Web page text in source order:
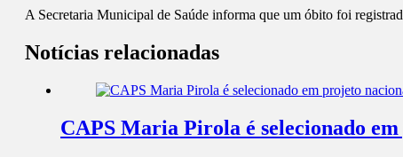
A Secretaria Municipal de Saúde informa que um óbito foi
Notícias relacionadas
CAPS Maria Pirola é selecionado